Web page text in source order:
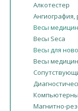
Алкотестер
Ангиография,
Весы
Весы Seca
Весы для
Весы
Магнитно-